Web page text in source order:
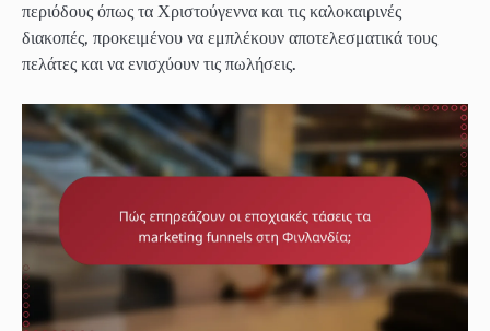
περιόδους όπως τα Χριστούγεννα και τις καλοκαιρινές
διακοπές, προκειμένου να εμπλέκουν αποτελεσματικά τους
πελάτες και να ενισχύουν τις πωλήσεις.